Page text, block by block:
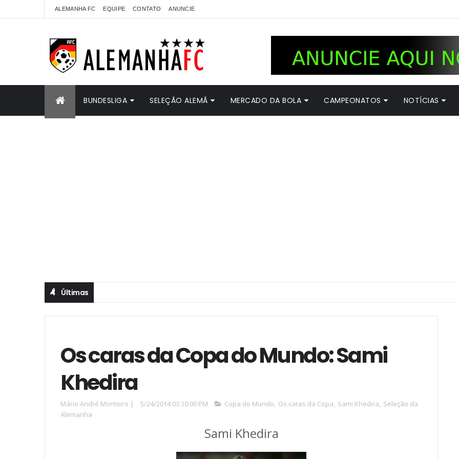
ALEMANHA FC EQUIPE CONTATO ANUNCIE
BUNDESLIGA SELEÇÃO ALEMÃ MERCADO DA BOLA CAMPEONATOS NOTÍCIAS
Últimas
Os caras da Copa do Mundo: Sami
Khedira
Mário André Monteiro | 5/24/2014 03:10:00 PM Copa do Mundo, Os caras da Copa, Sami Khedira, Seleção da
Alemanha
Sami Khedira